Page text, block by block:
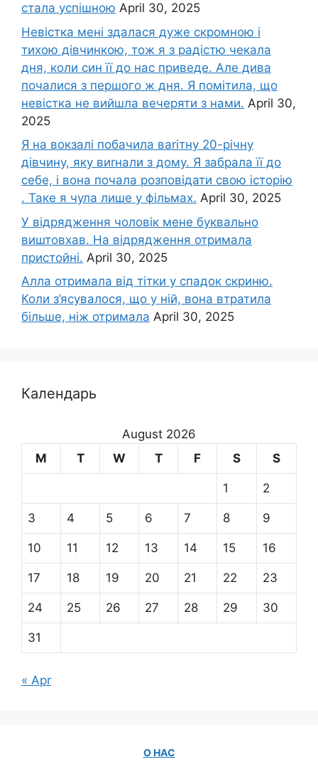
стала успішною April 30, 2025
Невістка мені здалася дуже скромною і
тихою дівчинкою, тож я з радістю чекала
дня, коли син її до нас приведе. Але дива
почалися з першого ж дня. Я помітила, що
невістка не вийшла вечеряти з нами. April 30,
2025
Я на вокзалі побачила ваrітну 20-річну
дівчину, яку виrнали з дому. Я забрала її до
себе, і вона почала розповідати свою історію
. Таке я чула лише у фільмах. April 30, 2025
У відрядження чоловік мене буквально
виштовхав. На відрядження отримала
пристойні. April 30, 2025
Алла отримала від тітки у спадок скриню.
Коли з’ясувалося, що у ній, вона втратила
більше, ніж отримала April 30, 2025
Календарь
August 2026
M
T W T F S S
1 2
3 4 5 6 7 8 9
10 11 12 13 14 15 16
17 18 19 20 21 22 23
24 25 26 27 28 29 30
31
« Apr
О НАС